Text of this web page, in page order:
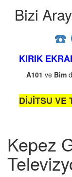
Bizi
☎️
KIRIK
A101 ve Bim
DİJİTSU VE
Kepez